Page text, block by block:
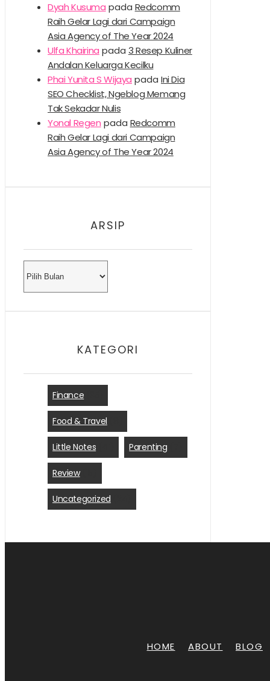
Dyah Kusuma pada Redcomm
Raih Gelar Lagi dari Campaign
Asia Agency of The Year 2024
Ulfa Khairina pada 3 Resep Kuliner
Andalan Keluarga Kecilku
Phai Yunita S Wijaya pada Ini Dia
SEO Checklist, Ngeblog Memang
Tak Sekadar Nulis
Yonal Regen pada Redcomm
Raih Gelar Lagi dari Campaign
Asia Agency of The Year 2024
ARSIP
KATEGORI
Finance
Food & Travel
Little Notes Parenting
Review(15)
Uncategorized
HOME ABOUT BLOG